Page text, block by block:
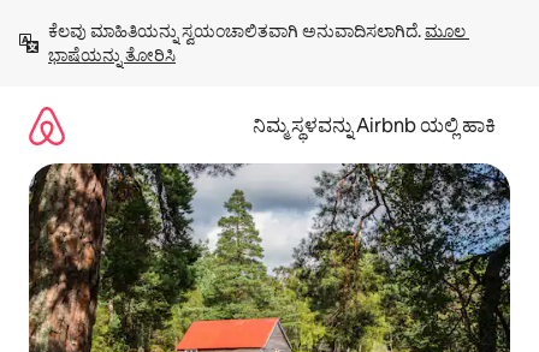
ಹೋಗಿ
ಕೆಲವು ಮಾಹಿತಿಯನ್ನು ಸ್ವಯಂಚಾಲಿತವಾಗಿ ಅನುವಾದಿಸಲಾಗಿದೆ. ಮೂಲ
ಭಾಷೆಯನ್ನು ತೋರಿಸಿ
ನಿಮ್ಮ ಸ್ಥಳವನ್ನು Airbnb ಯಲ್ಲಿ ಹಾಕಿ